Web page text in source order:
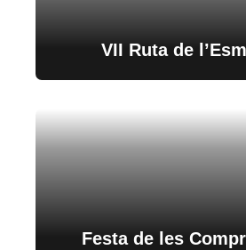
VII Ruta de
Festa de les